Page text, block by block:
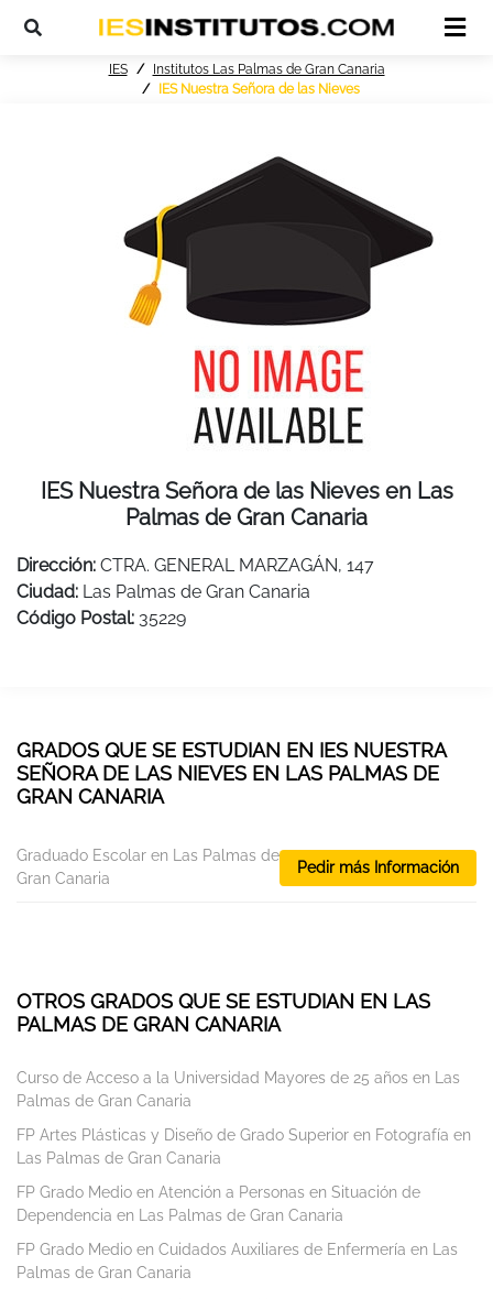
IES
Institutos Las Palmas de Gran Canaria
IES Nuestra Señora de las Nieves
IES Nuestra Señora de las Nieves en Las
Palmas de Gran Canaria
Dirección: CTRA. GENERAL MARZAGÁN, 147
Ciudad: Las Palmas de Gran Canaria
Código Postal: 35229
GRADOS QUE SE ESTUDIAN EN IES NUESTRA
SEÑORA DE LAS NIEVES EN LAS PALMAS DE
GRAN CANARIA
Graduado Escolar en Las Palmas de
Gran Canaria
Pedir más Información
OTROS GRADOS QUE SE ESTUDIAN EN LAS
PALMAS DE GRAN CANARIA
Curso de Acceso a la Universidad Mayores de 25 años en Las
Palmas de Gran Canaria
FP Artes Plásticas y Diseño de Grado Superior en Fotografía en
Las Palmas de Gran Canaria
FP Grado Medio en Atención a Personas en Situación de
Dependencia en Las Palmas de Gran Canaria
FP Grado Medio en Cuidados Auxiliares de Enfermería en Las
Palmas de Gran Canaria